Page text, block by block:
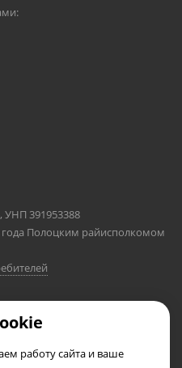
УНП 391953388
года Полоцким райисполкомом
работу сайта и ваше